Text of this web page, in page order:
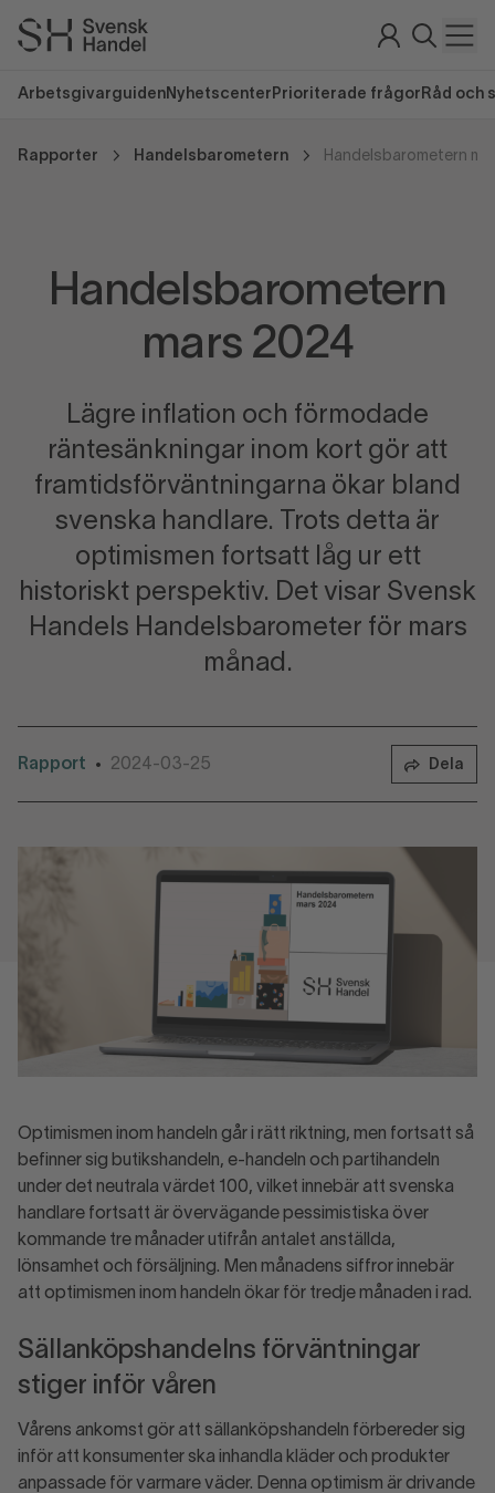
Arbetsgivarguiden Nyhetscenter Prioriterade frågor Råd och
Rapporter Handelsbarometern Handelsbarometern
Handelsbarometern
mars 2024
Lägre inflation och förmodade
räntesänkningar inom kort gör att
framtidsförväntningarna ökar bland
svenska handlare. Trots detta är
optimismen fortsatt låg ur ett
historiskt perspektiv. Det visar Svensk
Handels Handelsbarometer för mars
månad.
Rapport • 2024-03-25 Dela
Optimismen inom handeln går i rätt riktning, men fortsatt så
befinner sig butikshandeln, e-handeln och partihandeln
under det neutrala värdet 100, vilket innebär att svenska
handlare fortsatt är övervägande pessimistiska över
kommande tre månader utifrån antalet anställda,
lönsamhet och försäljning. Men månadens siffror innebär
att optimismen inom handeln ökar för tredje månaden i rad.
Sällanköpshandelns förväntningar
stiger inför våren
Vårens ankomst gör att sällanköpshandeln förbereder sig
inför att konsumenter ska inhandla kläder och produkter
anpassade för varmare väder. Denna optimism är drivande